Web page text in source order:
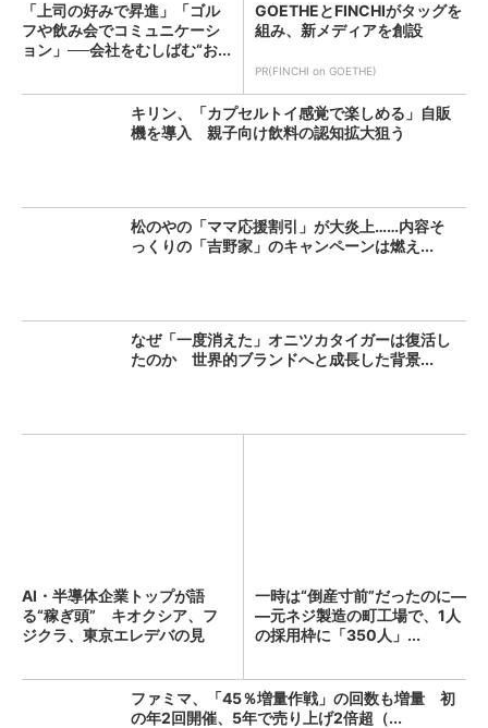
「上司の好みで昇進」「ゴル
フや飲み会でコミュニケーシ
ョン」──会社をむしばむ“お...
GOETHEとFINCHIがタッグを
組み、新メディアを創設
PR(FINCHI on GOETHE)
キリン、「カプセルトイ感覚で楽しめる」自販
機を導入 親子向け飲料の認知拡大狙う
松のやの「ママ応援割引」が大炎上……内容そ
っくりの「吉野家」のキャンペーンは燃え...
なぜ「一度消えた」オニツカタイガーは復活し
たのか 世界的ブランドへと成長した背景...
AI・半導体企業トップが語
る“稼ぎ頭” キオクシア、フ
ジクラ、東京エレデバの見
一時は“倒産寸前”だったのに―
―元ネジ製造の町工場で、1人
の採用枠に「350人」...
ファミマ、「45％増量作戦」の回数も増量 初
の年2回開催、5年で売り上げ2倍超（...